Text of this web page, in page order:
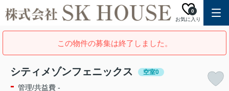
お気に入り
0
この物件の募集は終了しました。
シティメゾンフェニックス 空室0
- 管理/共益費 -